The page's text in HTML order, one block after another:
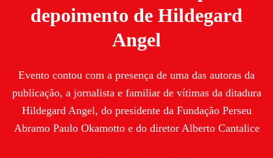
depoimento de Hildegard
Angel
Evento contou com a presença de uma das autoras da
publicação, a jornalista e familiar de vítimas da ditadura
Hildegard Angel, do presidente da Fundação Perseu
Abramo Paulo Okamotto e do diretor Alberto Cantalice